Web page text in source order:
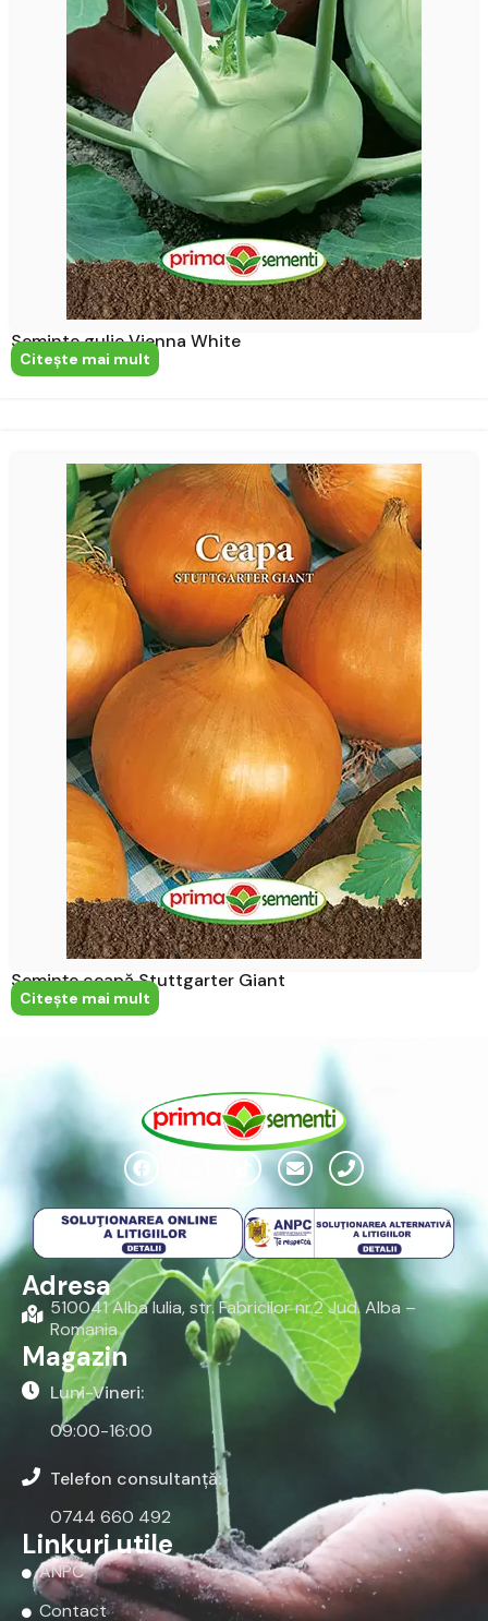
Seminte gulie Vienna White
Citeşte mai mult
Semințe ceapă Stuttgarter Giant
Citeşte mai mult
Adresa
510041 Alba Iulia, str. Fabricilor nr.2 Jud. Alba –
Romania
Magazin
Luni-Vineri:
09:00-16:00
Telefon consultanță:
0744 660 492
Linkuri utile
ANPC
Contact